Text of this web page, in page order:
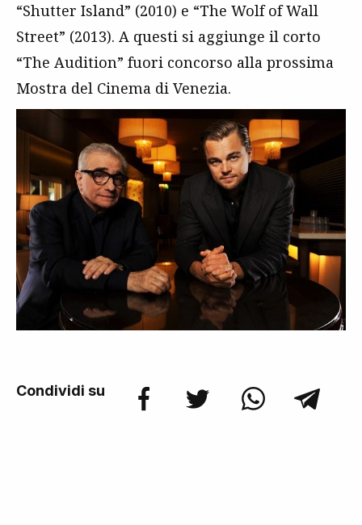
“Shutter Island” (2010) e “The Wolf of Wall
Street” (2013). A questi si aggiunge il corto
“The Audition” fuori concorso alla prossima
Mostra del Cinema di Venezia.
Condividi su